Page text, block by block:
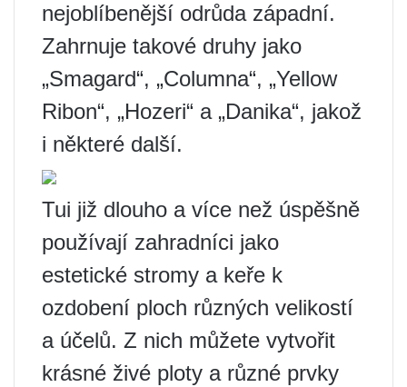
nejoblíbenější odrůda západní.
Zahrnuje takové druhy jako
„Smagard“, „Columna“, „Yellow
Ribon“, „Hozeri“ a „Danika“, jakož
i některé další.
Tui již dlouho a více než úspěšně
používají zahradníci jako
estetické stromy a keře k
ozdobení ploch různých velikostí
a účelů. Z nich můžete vytvořit
krásné živé ploty a různé prvky